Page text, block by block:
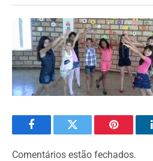
FacebookTwitter Pinterest
Comentários estão fechados.